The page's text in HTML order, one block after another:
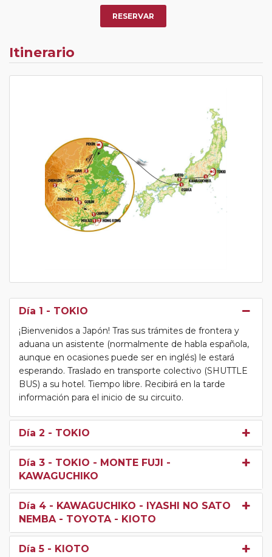
RESERVAR
Itinerario
Día 1 - TOKIO
¡Bienvenidos a Japón! Tras sus trámites de frontera y
aduana un asistente (normalmente de habla española,
aunque en ocasiones puede ser en inglés) le estará
esperando. Traslado en transporte colectivo (SHUTTLE
BUS) a su hotel. Tiempo libre. Recibirá en la tarde
información para el inicio de su circuito.
Día 2 - TOKIO
Día 3 - TOKIO - MONTE FUJI -
KAWAGUCHIKO
Día 4 - KAWAGUCHIKO - IYASHI NO SATO
NEMBA - TOYOTA - KIOTO
Día 5 - KIOTO